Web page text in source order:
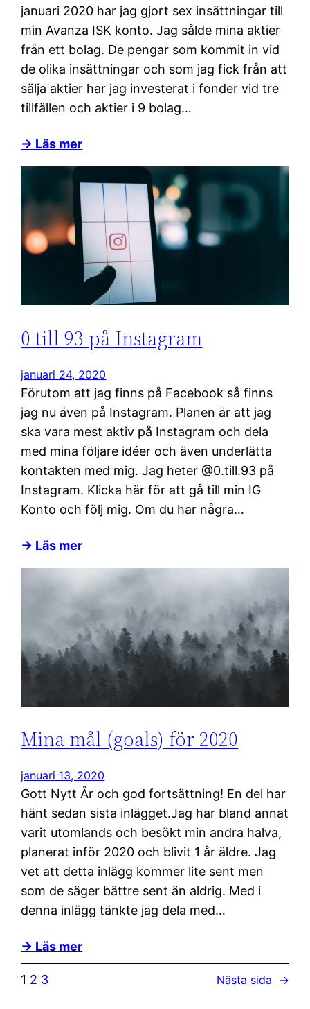
januari 2020 har jag gjort sex insättningar till
min Avanza ISK konto. Jag sålde mina aktier
från ett bolag. De pengar som kommit in vid
de olika insättningar och som jag fick från att
sälja aktier har jag investerat i fonder vid tre
tillfällen och aktier i 9 bolag…
→ Läs mer
0 till 93 på Instagram
januari 24, 2020
Förutom att jag finns på Facebook så finns
jag nu även på Instagram. Planen är att jag
ska vara mest aktiv på Instagram och dela
med mina följare idéer och även underlätta
kontakten med mig. Jag heter @0.till.93 på
Instagram. Klicka här för att gå till min IG
Konto och följ mig. Om du har några…
→ Läs mer
Mina mål (goals) för 2020
januari 13, 2020
Gott Nytt År och god fortsättning! En del har
hänt sedan sista inlägget.Jag har bland annat
varit utomlands och besökt min andra halva,
planerat inför 2020 och blivit 1 år äldre. Jag
vet att detta inlägg kommer lite sent men
som de säger bättre sent än aldrig. Med i
denna inlägg tänkte jag dela med…
→ Läs mer
1 2 3 Nästa sida →